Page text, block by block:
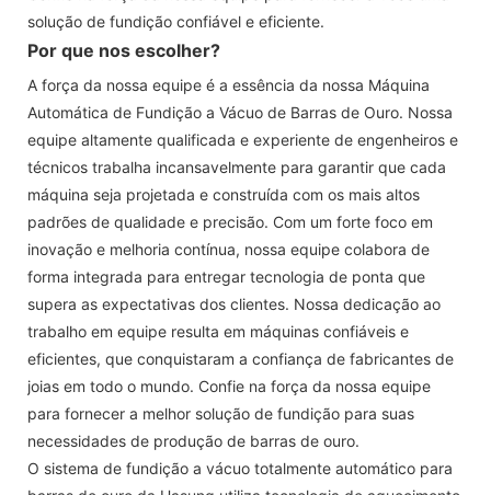
solução de fundição confiável e eficiente.
Por que nos escolher?
A força da nossa equipe é a essência da nossa Máquina
Automática de Fundição a Vácuo de Barras de Ouro. Nossa
equipe altamente qualificada e experiente de engenheiros e
técnicos trabalha incansavelmente para garantir que cada
máquina seja projetada e construída com os mais altos
padrões de qualidade e precisão. Com um forte foco em
inovação e melhoria contínua, nossa equipe colabora de
forma integrada para entregar tecnologia de ponta que
supera as expectativas dos clientes. Nossa dedicação ao
trabalho em equipe resulta em máquinas confiáveis ​​e
eficientes, que conquistaram a confiança de fabricantes de
joias em todo o mundo. Confie na força da nossa equipe
para fornecer a melhor solução de fundição para suas
necessidades de produção de barras de ouro.
O sistema de fundição a vácuo totalmente automático para